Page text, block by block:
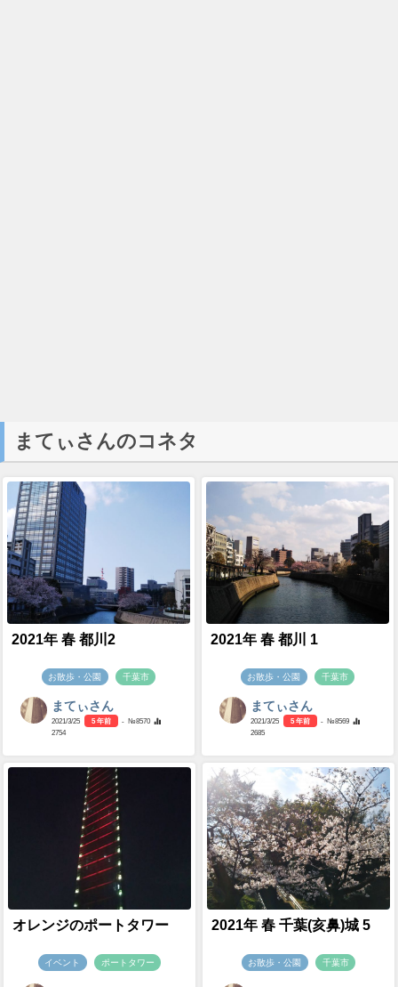
まてぃさんのコネタ
2021年 春 都川2
お散歩・公園 千葉市
まてぃさん
2021/3/25 5 年前
- №8570
2754
2021年 春 都川 1
お散歩・公園 千葉市
まてぃさん
2021/3/25 5 年前
- №8569
2685
オレンジのポートタワー
イベント ポートタワー
2021年 春 千葉(亥鼻)城 5
お散歩・公園 千葉市